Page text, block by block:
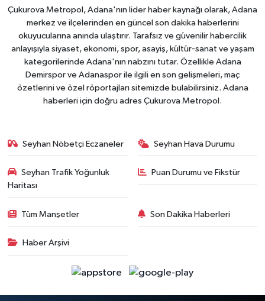
Çukurova Metropol, Adana'nın lider haber kaynağı olarak, Adana
merkez ve ilçelerinden en güncel son dakika haberlerini
okuyucularına anında ulaştırır. Tarafsız ve güvenilir habercilik
anlayışıyla siyaset, ekonomi, spor, asayiş, kültür-sanat ve yaşam
kategorilerinde Adana'nın nabzını tutar. Özellikle Adana
Demirspor ve Adanaspor ile ilgili en son gelişmeleri, maç
özetlerini ve özel röportajları sitemizde bulabilirsiniz. Adana
haberleri için doğru adres Çukurova Metropol.
Seyhan Nöbetçi Eczaneler Seyhan Hava Durumu
Seyhan Trafik Yoğunluk
Haritası
Puan Durumu ve Fikstür
Tüm Manşetler Son Dakika Haberleri
Haber Arşivi